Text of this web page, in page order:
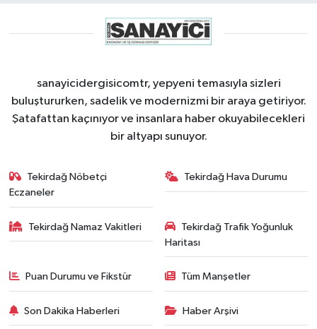
sanayicidergisicomtr, yepyeni temasıyla sizleri
buluştururken, sadelik ve modernizmi bir araya getiriyor.
Şatafattan kaçınıyor ve insanlara haber okuyabilecekleri
bir altyapı sunuyor.
Tekirdağ Nöbetçi
Eczaneler
Tekirdağ Hava Durumu
Tekirdağ Namaz Vakitleri
Tekirdağ Trafik Yoğunluk
Haritası
Puan Durumu ve Fikstür Tüm Manşetler
Son Dakika Haberleri Haber Arşivi